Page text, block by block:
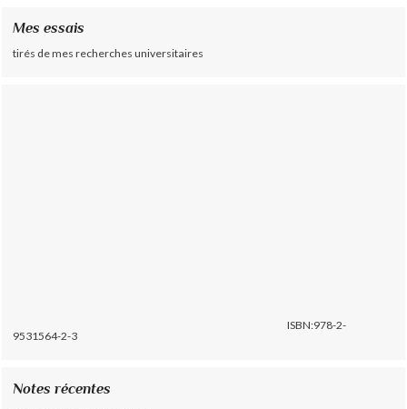
Mes essais
tirés de mes recherches universitaires
ISBN:978-2-
9531564-2-3
Notes récentes